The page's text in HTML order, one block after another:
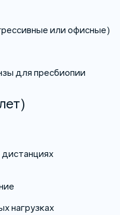
или офисные)
для пресбиопии
нагрузках